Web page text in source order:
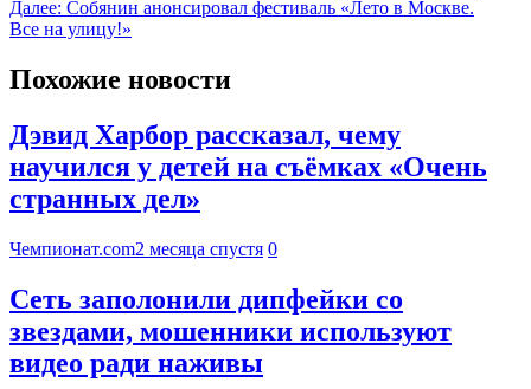
Далее: Собянин анонсировал фестиваль «Лето в Москве.
Все на улицу!»
Похожие новости
Дэвид Харбор рассказал, чему
научился у детей на съёмках «Очень
странных дел»
Чемпионат.com2 месяца спустя 0
Сеть заполонили дипфейки со
звездами, мошенники используют
видео ради наживы